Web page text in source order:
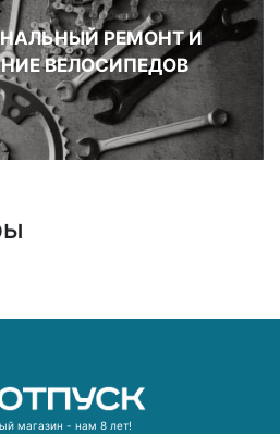
РЕМОНТ И
ВЕЛОСИПЕДОВ
магазин - нам 8 лет!